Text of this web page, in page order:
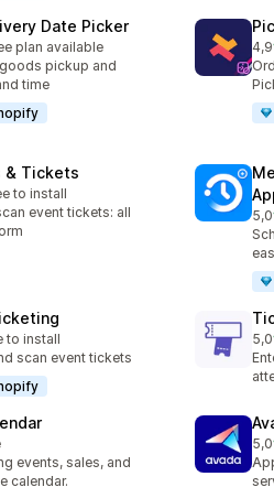
Date Picker
plan available
pickup and
time
4,9
& Tickets
to install
event tickets: all
5,0
to install
scan event tickets
5,0
events, sales, and
calendar.
5,0